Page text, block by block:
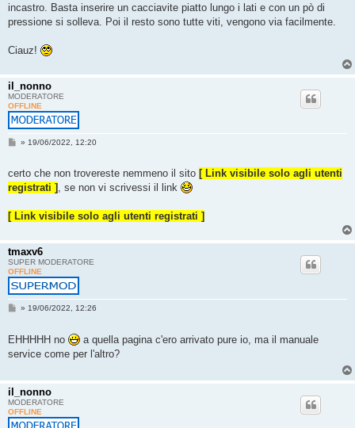
incastro. Basta inserire un cacciavite piatto lungo i lati e con un pò di
pressione si solleva. Poi il resto sono tutte viti, vengono via facilmente.
Ciauz!
il_nonno
MODERATORE
OFFLINE
M
s
a
g
o
» 19/06/2022, 12:20
certo che non trovereste nemmeno il sito [ Link visibile solo agli utenti
registrati ] , se non vi scrivessi il link
[ Link visibile solo agli utenti registrati ]
tmaxv6
SUPER MODERATORE
OFFLINE
M
s
a
g
o
» 19/06/2022, 12:26
EHHHHH no
a quella pagina c'ero arrivato pure io, ma il manuale
service come per l'altro?
il_nonno
MODERATORE
OFFLINE